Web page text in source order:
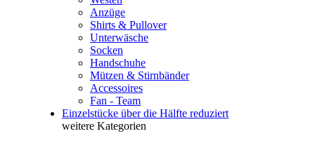
Anzüge
Shirts & Pullover
Unterwäsche
Socken
Handschuhe
Mützen & Stirnbänder
Accessoires
Fan - Team
Einzelstücke über die Hälfte reduziert
weitere Kategorien